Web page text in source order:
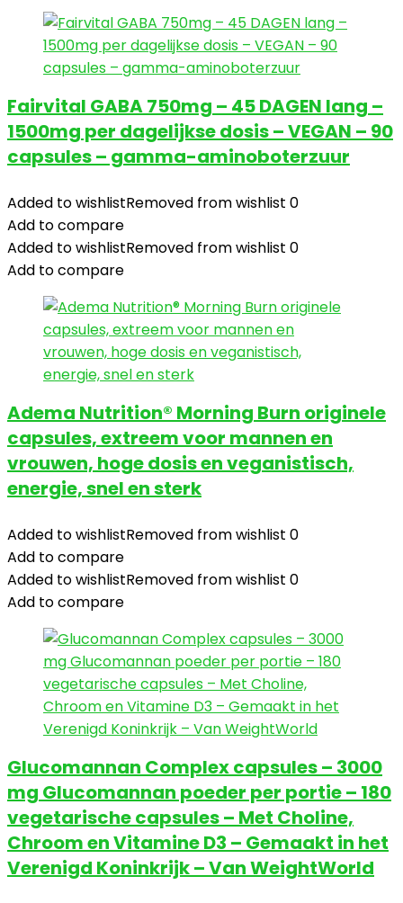
Fairvital GABA 750mg – 45 DAGEN lang –
1500mg per dagelijkse dosis – VEGAN – 90
capsules – gamma-aminoboterzuur
Added to wishlistRemoved from wishlist 0
Add to compare
Added to wishlistRemoved from wishlist 0
Add to compare
Adema Nutrition® Morning Burn originele
capsules, extreem voor mannen en
vrouwen, hoge dosis en veganistisch,
energie, snel en sterk
Added to wishlistRemoved from wishlist 0
Add to compare
Added to wishlistRemoved from wishlist 0
Add to compare
Glucomannan Complex capsules – 3000
mg Glucomannan poeder per portie – 180
vegetarische capsules – Met Choline,
Chroom en Vitamine D3 – Gemaakt in het
Verenigd Koninkrijk – Van WeightWorld